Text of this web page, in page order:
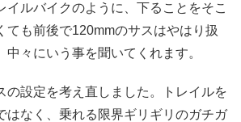
イルバイクのように、下ることをそこ
ても前後で120mmのサスはやはり扱
中々にいう事を聞いてくれます。
の設定を考え直しました。トレイルを
はなく、乗れる限界ギリギリのガチガ